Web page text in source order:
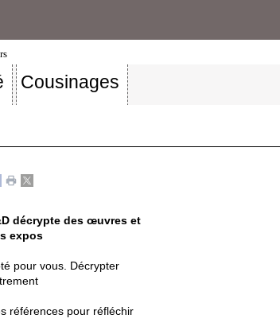
Cousinages
décrypte des œuvres et
expos
pour vous. Décrypter
références pour réfléchir